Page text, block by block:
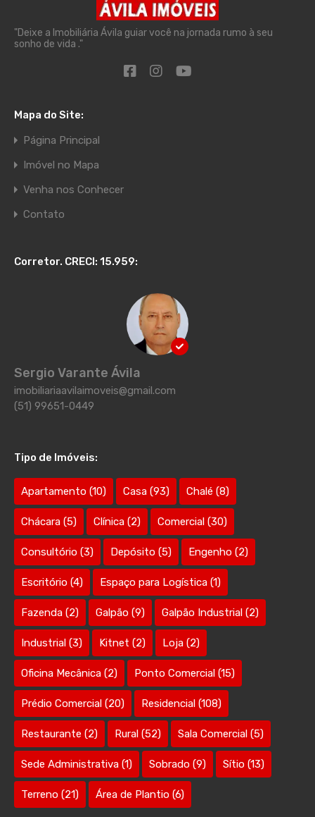
"Deixe a Imobiliária Ávila guiar você na jornada rumo à seu
sonho de vida ."
Mapa do Site:
Página Principal
Imóvel no Mapa
Venha nos Conhecer
Contato
Corretor. CRECI: 15.959:
Sergio Varante Ávila
imobiliariaavilaimoveis@gmail.com
(51) 99651-0449
Tipo de Imóveis:
Apartamento (10) Casa (93) Chalé (8)
Chácara (5) Clínica (2) Comercial (30)
Consultório (3) Depósito (5) Engenho (2)
Escritório (4) Espaço para Logística (1)
Fazenda (2) Galpão (9) Galpão Industrial (2)
Industrial (3) Kitnet (2) Loja (2)
Oficina Mecânica (2) Ponto Comercial (15)
Prédio Comercial (20) Residencial (108)
Restaurante (2) Rural (52) Sala Comercial (5)
Sede Administrativa (1) Sobrado (9) Sítio (13)
Terreno (21) Área de Plantio (6)